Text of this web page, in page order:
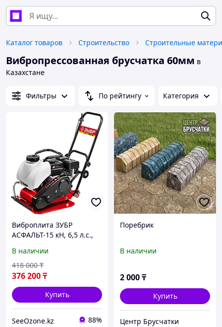
Каталог товаров Строительство Строительные
Вибропрессованная брусчатка 60мм в
Казахстане
Фильтры По рейтингу Категория
Виброплита ЗУБР
АСФАЛЬТ-15 кН, 6,5 л.с.,
А)
В наличии
376 200₸
418 000 ₸
Купить
SeeOzone.kz 88%
Поребрик
В наличии
2 000₸
Купить
Центр Брусчатки